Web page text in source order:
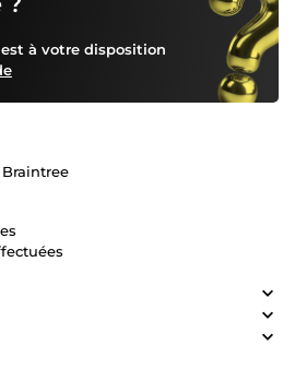
à votre disposition